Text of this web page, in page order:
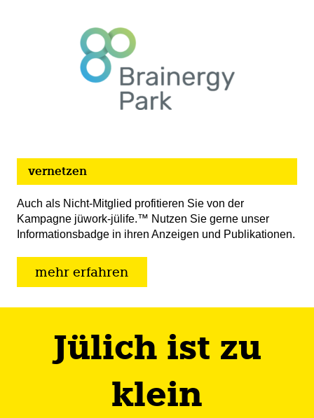
vernetzen
Auch als Nicht-Mitglied profitieren Sie von der
Kampagne jüwork-jülife.™ Nutzen Sie gerne unser
Informationsbadge in ihren Anzeigen und Publikationen.
mehr erfahren
Jülich ist zu
klein